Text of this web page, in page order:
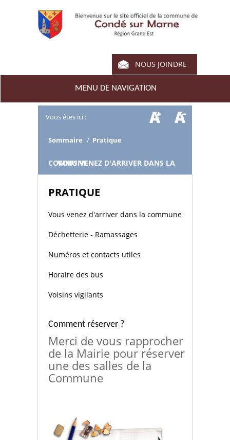
NOUS JOINDRE
MENU DE NAVIGATION
Vous êtes ici :
Sommaire / Pratique
/
VOUS VENEZ D'ARRIVER DANS LA COMMUNE
PRATIQUE
Vous venez d'arriver dans la commune
Déchetterie - Ramassages
Numéros et contacts utiles
Horaire des bus
Voisins vigilants
Comment réserver ?
Merci de vous rapprocher
de la Mairie pour réserver
une des salles de la
Commune